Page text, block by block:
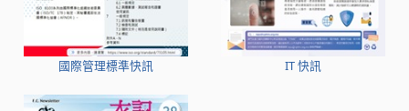
國際管理標準快訊 IT 快訊